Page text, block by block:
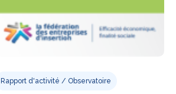
Rapport d'activité / Observatoire